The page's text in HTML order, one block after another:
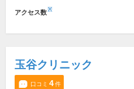
アクセス数※
玉谷クリニック
口コミ 4件